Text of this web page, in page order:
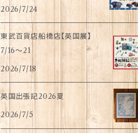
2026/7/24
東武百貨店船橋店【英国展】
7/16～21
2026/7/18
英国出張記2026夏
2026/7/5